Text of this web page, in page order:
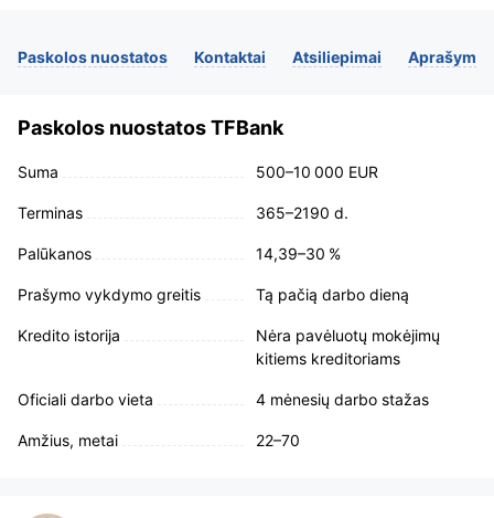
Paskolos nuostatos Kontaktai Atsiliepimai Aprašymas
Paskolos nuostatos TFBank
Suma 500–10 000 EUR
Terminas 365–2190 d.
Palūkanos 14,39–30 %
Prašymo vykdymo greitis Tą pačią darbo dieną
Kredito istorija
Nėra pavėluotų mokėjimų
kitiems kreditoriams
Oficiali darbo vieta 4 mėnesių darbo stažas
Amžius, metai 22–70